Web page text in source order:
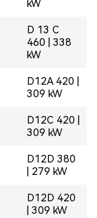
kW
D 13 C
460 | 338
kW
D12A 420 |
309 kW
D12C 420 |
309 kW
D12D 380
| 279 kW
D12D 420
| 309 kW